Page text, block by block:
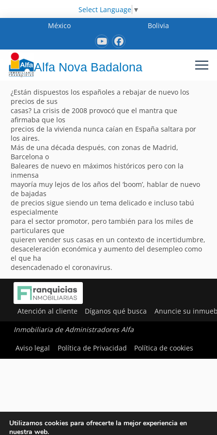
Select Language ▼
México
Bolivia
Alfa Nova Badalona
¿Están dispuestos los españoles a rebajar de nuevo los
precios de sus
casas? La crisis de 2008 provocó que el mantra que
afirmaba que los
precios de la vivienda nunca caían en España saltara por
los aires.
Más de una década después, con zonas de Madrid,
Barcelona o
Baleares de nuevo en máximos históricos pero con la
inmensa
mayoría muy lejos de los años del ‘boom’, hablar de nuevo
de bajadas
de precios sigue siendo un tema delicado e incluso tabú
especialmente
para el sector promotor, pero también para los miles de
particulares que
quieren vender sus casas en un contexto de incertidumbre,
desaceleración económica y aumento del desempleo como
el que ha
desencadenado el coronavirus.
Atención al cliente Díganos qué busca Anuncie su
Inmobiliaria de Administradores Alfa
Aviso legal
Política de Privacidad Política de cookies
Utilizamos cookies para ofrecerte la mejor experiencia en
nuestra web.